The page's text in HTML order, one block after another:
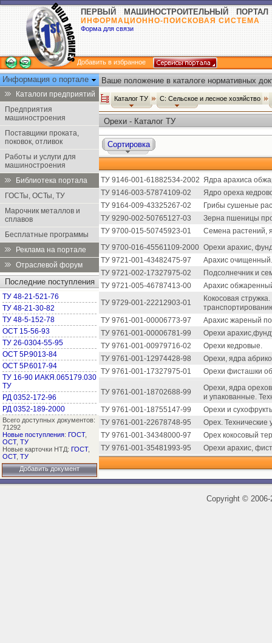
ПЕРВЫЙ МАШИНОСТРОИТЕЛЬНЫЙ ПОРТАЛ
ИНФОРМАЦИОННО-ПОИСКОВАЯ СИСТЕМА
Форма для связи
Добавить в избранное
Информация о портале
Каталоги предприятий
Предприятия
машиностроения
Поставщики проката,
поковок, отливок
Работы и услуги для
машиностроения
Библиотека портала
ГОСТы, ОСТы, ТУ
Марочник металлов и
сплавов
Бесплатные программы
Реклама на портале
Отраслевой форум
Последние поступления
ТУ 48-21-521-76
ТУ 48-21-30-82
ТУ 48-5-152-78
ОСТ 15-56-93
ТУ 26-0304-55-95
ОСТ 5Р.9013-84
ОСТ 5Р.6017-94
ТУ 16-90 ИАКЯ.065179.030
ТУ
РД 0352-172-96
РД 0352-189-2000
Всего доступных документов:
71292
Новые поступления: ГОСТ,
ОСТ, ТУ
Новые карточки НТД: ГОСТ,
ОСТ, ТУ
Добавить документ
Ваше положение в каталоге нормативных
Каталог ТУ С: Сельское и лесное хозяйство
Орехи - Каталог ТУ
Сортировка
ТУ 9146-001-61882534-2002 Ядра арахиса
ТУ 9146-003-57874109-02
Ядро ореха
ТУ 9164-009-43325267-02
Грибы сушеные
ТУ 9290-002-50765127-03
Зерна пшеницы
ТУ 9700-015-50745923-01
Семена растений,
ТУ 9700-016-45561109-2000 Орехи арахис,
ТУ 9721-001-43482475-97
Арахис очищенный.
ТУ 9721-002-17327975-02
Подсолнечник и
ТУ 9721-005-46787413-00
Арахис
ТУ 9729-001-22212903-01
Кокосовая
ТУ 9761-001-00006773-97
Арахис жареный
ТУ 9761-001-00006781-99
Орехи
ТУ 9761-001-00979716-02
Орехи кедровые.
ТУ 9761-001-12974428-98
Орехи, ядра
ТУ 9761-001-17327975-01
Орехи фисташки
ТУ 9761-001-18702688-99
Орехи, ядра
и упакованные.
ТУ 9761-001-18755147-99
Орехи и
ТУ 9761-001-22678748-95
Орех. Технические
ТУ 9761-001-34348000-97
Орех кокосовый
ТУ 9761-001-35481993-95
Орехи арахис,
Copyright ©